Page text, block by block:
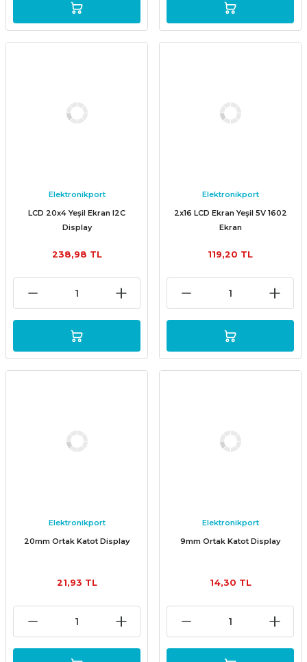
Elektronikport
LCD 20x4 Yeşil Ekran I2C
Display
238,98 TL
Elektronikport
2x16 LCD Ekran Yeşil 5V 1602
Ekran
119,20 TL
Elektronikport
20mm Ortak Katot Display
21,93 TL
Elektronikport
9mm Ortak Katot Display
14,30 TL